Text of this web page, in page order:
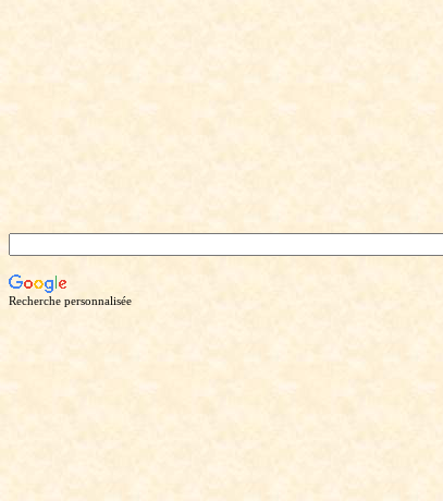
Recherche personnalisée